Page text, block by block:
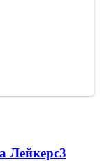
Лейкерс3